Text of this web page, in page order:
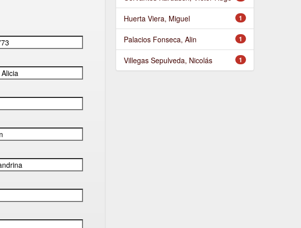
1
Huerta Viera, Miguel
1
Palacios Fonseca, Alin
1
Villegas Sepulveda, Nicolás